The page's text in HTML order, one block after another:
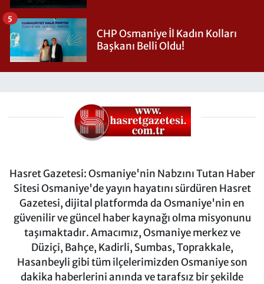
CHP Osmaniye İl Kadın Kolları
Başkanı Belli Oldu!
5
Hasret Gazetesi: Osmaniye'nin Nabzını Tutan Haber
Sitesi Osmaniye'de yayın hayatını sürdüren Hasret
Gazetesi, dijital platformda da Osmaniye'nin en
güvenilir ve güncel haber kaynağı olma misyonunu
taşımaktadır. Amacımız, Osmaniye merkez ve
Düziçi, Bahçe, Kadirli, Sumbas, Toprakkale,
Hasanbeyli gibi tüm ilçelerimizden Osmaniye son
dakika haberlerini anında ve tarafsız bir şekilde